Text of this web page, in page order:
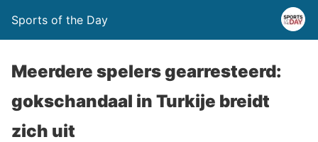
Sports of the Day
Meerdere spelers gearresteerd:
gokschandaal in Turkije breidt
zich uit